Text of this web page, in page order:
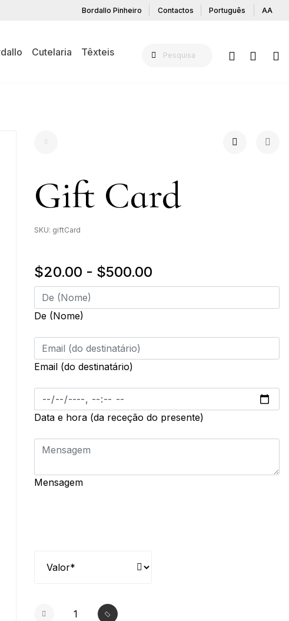
Bordallo Pinheiro Contactos Português AA
Cutelaria Têxteis
Gift Card
SKU: giftCard
$20.00 - $500.00
De (Nome)
Email (do destinatário)
Data e hora (da receção do presente)
Mensagem